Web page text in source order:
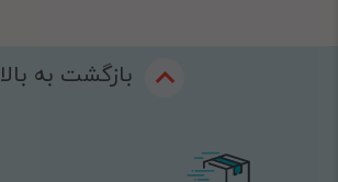
بازگشت به بالا